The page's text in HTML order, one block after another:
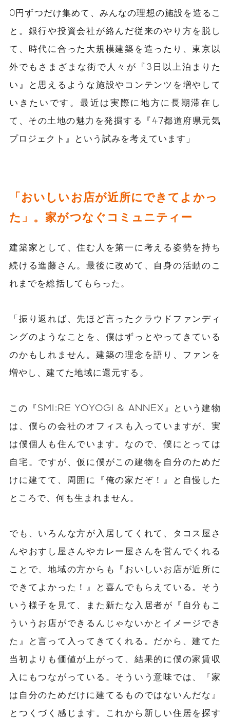
0円ずつだけ集めて、みんなの理想の施設を造るこ
と。銀行や投資会社が絡んだ従来のやり方を脱し
て、時代に合った大規模建築を造ったり、東京以
外でもさまざまな街で人々が『3日以上泊まりた
い』と思えるような施設やコンテンツを増やして
いきたいです。最近は実際に地方に長期滞在し
て、その土地の魅力を発掘する『47都道府県元気
プロジェクト』という試みを考えています」
「おいしいお店が近所にできてよかっ
た」。家がつなぐコミュニティー
建築家として、住む人を第一に考える姿勢を持ち
続ける進藤さん。最後に改めて、自身の活動のこ
れまでを総括してもらった。
「振り返れば、先ほど言ったクラウドファンディ
ングのようなことを、僕はずっとやってきている
のかもしれません。建築の理念を語り、ファンを
増やし、建てた地域に還元する。
この『SMI:RE YOYOGI & ANNEX』という建物
は、僕らの会社のオフィスも入っていますが、実
は僕個人も住んでいます。なので、僕にとっては
自宅。ですが、仮に僕がこの建物を自分のためだ
けに建てて、周囲に『俺の家だぞ！』と自慢した
ところで、何も生まれません。
でも、いろんな方が入居してくれて、タコス屋さ
んやおすし屋さんやカレー屋さんを営んでくれる
ことで、地域の方からも『おいしいお店が近所に
できてよかった！』と喜んでもらえている。そう
いう様子を見て、また新たな入居者が『自分もこ
ういうお店ができるんじゃないかとイメージでき
た』と言って入ってきてくれる。だから、建てた
当初よりも価値が上がって、結果的に僕の家賃収
入にもつながっている。そういう意味では、『家
は自分のためだけに建てるものではないんだな』
とつくづく感じます。これから新しい住居を探す